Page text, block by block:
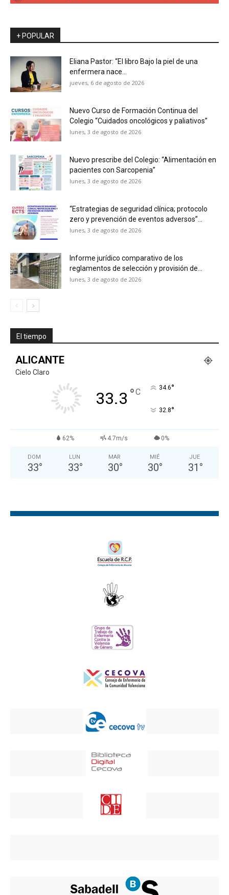
+ POPULAR
Eliana Pastor: “El libro Bajo la piel de una
enfermera nace...
jueves, 6 de agosto de 2026
Nuevo Curso de Formación Continua del
Colegio “Cuidados oncológicos y paliativos”
lunes, 3 de agosto de 2026
Nuevo prescribe del Colegio: “Alimentación en
pacientes con Sarcopenia”
lunes, 3 de agosto de 2026
“Estrategias de seguridad clínica; protocolo
zero y prevención de eventos adversos”...
lunes, 3 de agosto de 2026
Informe jurídico comparativo de los
reglamentos de selección y provisión de...
lunes, 3 de agosto de 2026
El tiempo
ALICANTE
Cielo Claro
33.3 °C 34.6°
32.8°
62% 4.7m/s 0%
DOM
33°
LUN
33°
MAR
30°
MIÉ
30°
JUE
31 °